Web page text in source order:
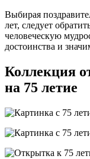
Выбирая
лет, следует
человеческую
достоинства и
Коллекция
на 75 летие